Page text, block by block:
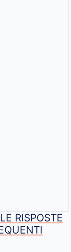
RISPOSTE